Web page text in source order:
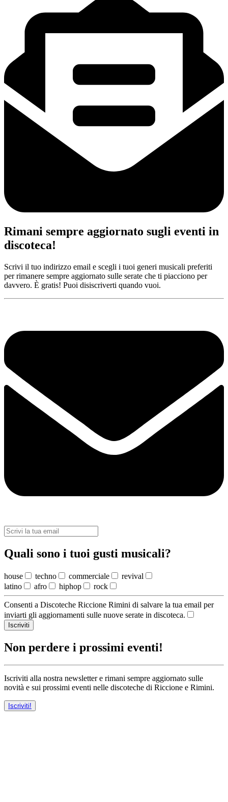
Rimani sempre aggiornato sugli eventi in
discoteca!
Scrivi il tuo indirizzo email e scegli i tuoi generi musicali preferiti
per rimanere sempre aggiornato sulle serate che ti piacciono per
davvero. È gratis! Puoi disiscriverti quando vuoi.
Quali sono i tuoi gusti musicali?
house techno commerciale
revival
latino
afro hiphop rock
Consenti a Discoteche Riccione Rimini di salvare la tua email per
inviarti gli aggiornamenti sulle nuove serate in discoteca.
Iscriviti
Non perdere i prossimi eventi!
Iscriviti alla nostra newsletter e rimani sempre aggiornato sulle
novità e sui prossimi eventi nelle discoteche di Riccione e Rimini.
Iscriviti!